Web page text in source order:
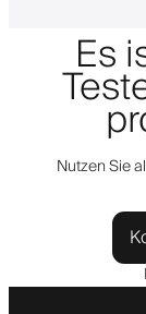
Es
Nutzen Sie